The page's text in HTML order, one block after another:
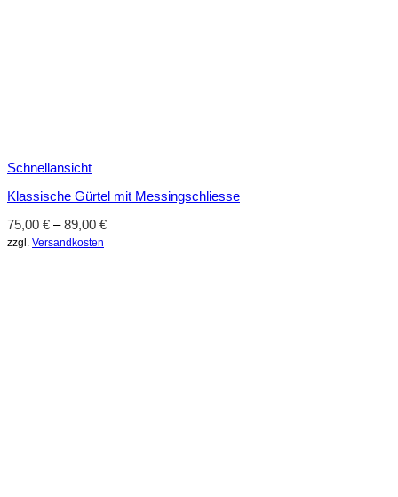
Schnellansicht
Klassische Gürtel mit Messingschliesse
75,00 € –89,00 €
zzgl. Versandkosten